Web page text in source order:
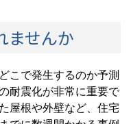
ませんか
こで発生するのか予測
耐震化が非常に重要で
屋根や外壁など、住宅